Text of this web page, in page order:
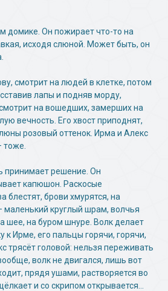
домике. Он пожирает что-то на
исходя слюной. Может быть, он
смотрит на людей в клетке, потом
лапы и подняв морду,
на вошедших, замерших на
вечность. Его хвост приподнят,
розовый оттенок. Ирма и Алекс
тоже.
принимает решение. Он
капюшон. Раскосые
блестят, брови хмурятся, на
круглый шрам, волчья
шее, на буром шнуре. Волк делает
к Ирме, его пальцы горячи, горячи,
трясёт головой: нельзя переживать
волк не двигался, лишь вот
прядя ушами, растворяется во
и со скрипом открывается…